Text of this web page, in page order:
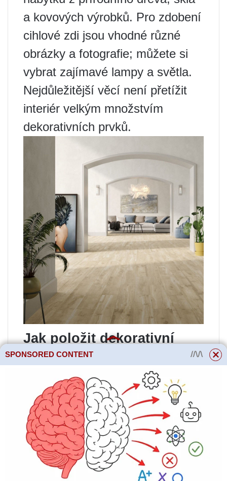
a kovových výrobků. Pro zdobení
cihlové zdi jsou vhodné různé
obrázky a fotografie; můžete si
vybrat zajímavé lampy a světla.
Nejdůležitější věcí není přetížit
interiér velkým množstvím
dekorativních prvků.
Jak položit dekorativní
cihly
Aby si interiérová nástěnná
dekorace zachovala svůj původní
vzhled a dlouho vydržela, musí
být správně rozložena. Existuje
standardní technika:
SPONSORED CONTENT